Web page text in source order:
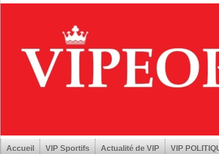
Accueil VIP Sportifs Actualité de VIP VIP